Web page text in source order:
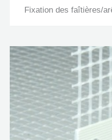
Fixation des faîtières/